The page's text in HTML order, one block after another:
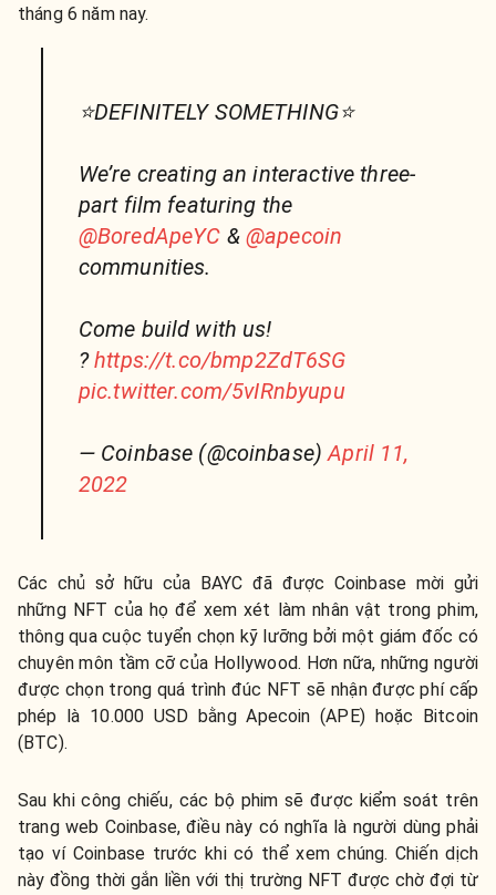
tháng 6 năm nay.
⭐️DEFINITELY SOMETHING⭐️
We’re creating an interactive three-
part film featuring the
@BoredApeYC & @apecoin
communities.
Come build with us!
?https://t.co/bmp2ZdT6SG
pic.twitter.com/5vIRnbyupu
— Coinbase (@coinbase)April 11,
2022
Các chủ sở hữu của BAYC đã được Coinbase mời gửi
những NFT của họ để xem xét làm nhân vật trong phim,
thông qua cuộc tuyển chọn kỹ lưỡng bởi một giám đốc có
chuyên môn tầm cỡ của Hollywood. Hơn nữa, những người
được chọn trong quá trình đúc NFT sẽ nhận được phí cấp
phép là 10.000 USD bằng Apecoin (APE) hoặc Bitcoin
(BTC).
Sau khi công chiếu, các bộ phim sẽ được kiểm soát trên
trang web Coinbase, điều này có nghĩa là người dùng phải
tạo ví Coinbase trước khi có thể xem chúng. Chiến dịch
này đồng thời gắn liền với thị trường NFT được chờ đợi từ